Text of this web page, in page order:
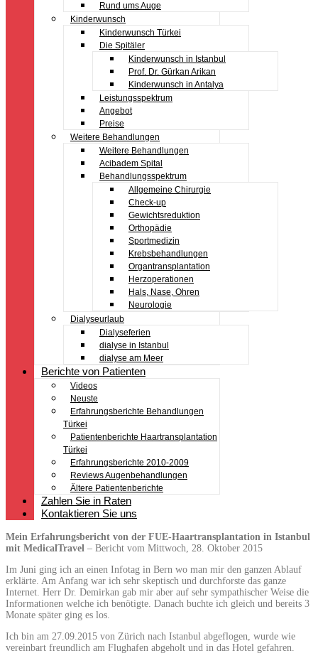
Rund ums Auge
Kinderwunsch
Kinderwunsch Türkei
Die Spitäler
Kinderwunsch in Istanbul
Prof. Dr. Gürkan Arikan
Kinderwunsch in Antalya
Leistungsspektrum
Angebot
Preise
Weitere Behandlungen
Weitere Behandlungen
Acibadem Spital
Behandlungsspektrum
Allgemeine Chirurgie
Check-up
Gewichtsreduktion
Orthopädie
Sportmedizin
Krebsbehandlungen
Organtransplantation
Herzoperationen
Hals, Nase, Ohren
Neurologie
Dialyseurlaub
Dialyseferien
dialyse in Istanbul
dialyse am Meer
Berichte von Patienten
Videos
Neuste
Erfahrungsberichte Behandlungen
Türkei
Patientenberichte Haartransplantation
Türkei
Erfahrungsberichte 2010-2009
Reviews Augenbehandlungen
Ältere Patientenberichte
Zahlen Sie in Raten
Kontaktieren Sie uns
Mein Erfahrungsbericht von der FUE-Haartransplantation in Istanbul
mit MedicalTravel – Bericht vom Mittwoch, 28. Oktober 2015
Im Juni ging ich an einen Infotag in Bern wo man mir den ganzen Ablauf
erklärte. Am Anfang war ich sehr skeptisch und durchforste das ganze
Internet. Herr Dr. Demirkan gab mir aber auf sehr sympathischer Weise die
Informationen welche ich benötigte. Danach buchte ich gleich und bereits 3
Monate später ging es los.
Ich bin am 27.09.2015 von Zürich nach Istanbul abgeflogen, wurde wie
vereinbart freundlich am Flughafen abgeholt und in das Hotel gefahren.